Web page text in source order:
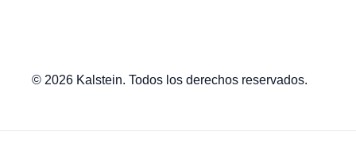
© 2026 Kalstein. Todos los derechos reservados.